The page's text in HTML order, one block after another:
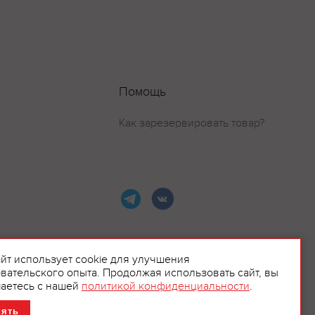
Помощь
Как зарезервировать товар?
использует cookie для улучшения
опыта. Продолжая использовать сайт, вы
с нашей политикой конфиденциальности.